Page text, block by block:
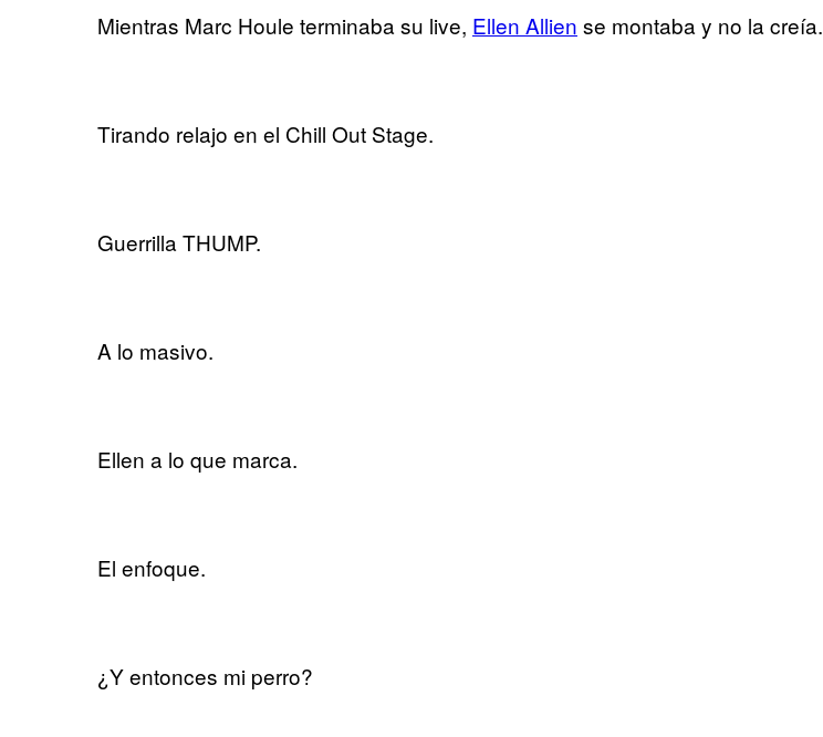
Mientras Marc Houle terminaba su live, Ellen Allien se montaba y no la creía.
Tirando relajo en el Chill Out Stage.
Guerrilla THUMP.
A lo masivo.
Ellen a lo que marca.
El enfoque.
¿Y entonces mi perro?